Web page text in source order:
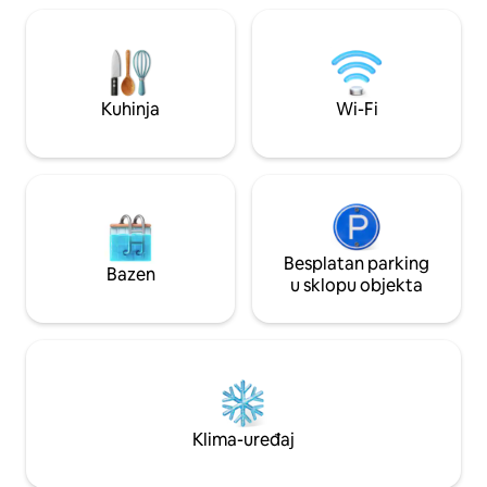
Flensburga i
restorana Pearl,
Providence. Vrata su ukrašena
pejzažnim
Kuhinja Wi-Fi
Bazen
Besplatan parking
u sklopu objekta
Klima-uređaj